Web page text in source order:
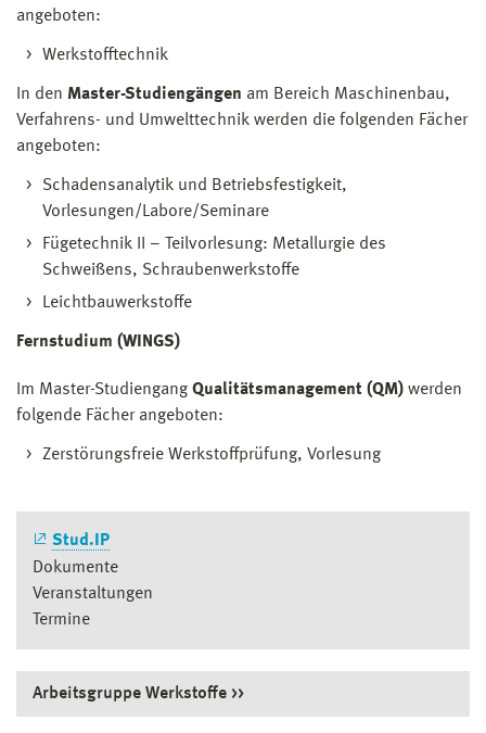
angeboten:
Werkstofftechnik
In den Master-Studiengängen am Bereich Maschinenbau,
Verfahrens- und Umwelttechnik werden die folgenden Fächer
angeboten:
Schadensanalytik und Betriebsfestigkeit,
Vorlesungen/Labore/Seminare
Fügetechnik II – Teilvorlesung: Metallurgie des
Schweißens, Schraubenwerkstoffe
Leichtbauwerkstoffe
Fernstudium (WINGS)
Im Master-Studiengang Qualitätsmanagement (QM) werden
folgende Fächer angeboten:
Zerstörungsfreie Werkstoffprüfung, Vorlesung
Stud.IP
Dokumente
Veranstaltungen
Termine
Arbeitsgruppe Werkstoffe